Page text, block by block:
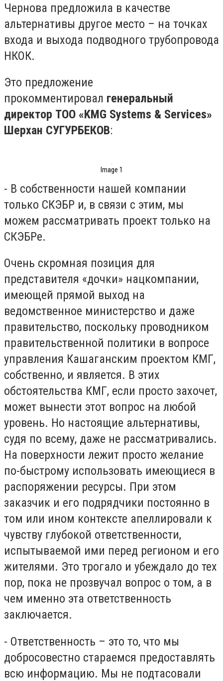
Чернова предложила в качестве
альтернативы другое место – на точках
входа и выхода подводного трубопровода
НКОК.
Это предложение
прокомментировал генеральный
директор ТОО «KMG Systems & Services»
Шерхан СУГУРБЕКОВ:
Image 1
- В собственности нашей компании
только СКЭБР и, в связи с этим, мы
можем рассматривать проект только на
СКЭБРе.
Очень скромная позиция для
представителя «дочки» нацкомпании,
имеющей прямой выход на
ведомственное министерство и даже
правительство, поскольку проводником
правительственной политики в вопросе
управления Кашаганским проектом КМГ,
собственно, и является. В этих
обстоятельства КМГ, если просто захочет,
может вынести этот вопрос на любой
уровень. Но настоящие альтернативы,
судя по всему, даже не рассматривались.
На поверхности лежит просто желание
по-быстрому использовать имеющиеся в
распоряжении ресурсы. При этом
заказчик и его подрядчики постоянно в
том или ином контексте апеллировали к
чувству глубокой ответственности,
испытываемой ими перед регионом и его
жителями. Это трогало и убеждало до тех
пор, пока не прозвучал вопрос о том, а в
чем именно эта ответственность
заключается.
- Ответственность – это то, что мы
добросовестно стараемся предоставлять
всю информацию. Мы не подтасовали